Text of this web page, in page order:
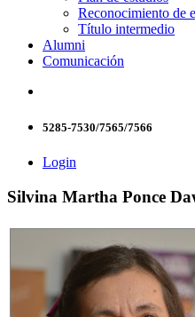
Reconocimiento de
Título intermedio
Alumni
Comunicación
5285-7530/7565/7566
Login
Silvina Martha Ponce